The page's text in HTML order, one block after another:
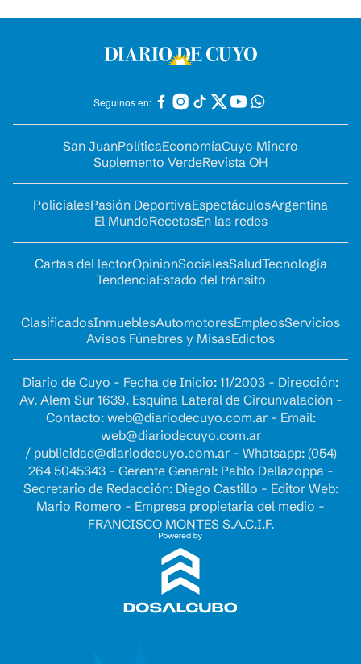
Seguinos en:
San JuanPolíticaEconomíaCuyo Minero
Suplemento VerdeRevista OH
PolicialesPasión DeportivaEspectáculosArgentina
El MundoRecetasEn las redes
Cartas del lectorOpinionSocialesSaludTecnología
TendenciaEstado del tránsito
ClasificadosInmueblesAutomotoresEmpleosServicios
Avisos Fúnebres y MisasEdictos
Diario de Cuyo - Fecha de Inicio: 11/2003 - Dirección:
Av. Alem Sur 1639. Esquina Lateral de Circunvalación -
Contacto: web@diariodecuyo.com.ar- Email:
web@diariodecuyo.com.ar
/ publicidad@diariodecuyo.com.ar- Whatsapp: (054)
264 5045343 - Gerente General: Pablo Dellazoppa -
Secretario de Redacción: Diego Castillo - Editor Web:
Mario Romero - Empresa propietaria del medio -
FRANCISCO MONTES S.A.C.I.F.